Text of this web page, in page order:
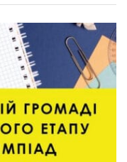
совет. По
получили: Среди
получили кубки,
представлять […]